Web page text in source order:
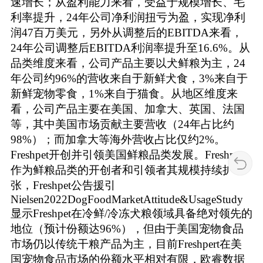
利率提升，24年公司净利润扭亏为盈，实现净利
润47百万美元，另外从调整后的EBITDA来看，
24年公司调整后EBITDA利润率提升至16.6%。从
品类维度来看，公司产品主要以犬鲜粮为主，24
年公司约96%的营收来自于新鲜犬食，3%来自于
新鲜宠物零食，1%来自于猫食。从地区维度来
看，公司产品主要在美国、加拿大、英国、法国
等，其中美国市场贡献主要营收（24年占比约
98%）；而加拿大等海外营收占比仅约2%。
Freshpet开创并引领美国鲜粮品类发展。Freshpet
作为鲜粮品类的开创者和引领者其规模持续扩
张，Freshpet公告援引
Nielsen2022DogFoodMarketAttitude&UsageStudy
显示Freshpet在冷鲜/冷冻犬粮领域具备绝对领先的
地位（预计份额达96%），但由于美国宠物食品
市场仍以传统干粮产品为主，目前Freshpert在美
国宠物食品市场的份额水平相对有限，欧睿数据